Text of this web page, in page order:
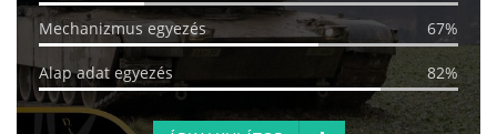
Mechanizmus egyezés
67%
Alap adat egyezés 82%